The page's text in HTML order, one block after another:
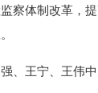
察体制改革，
王宁、王伟中